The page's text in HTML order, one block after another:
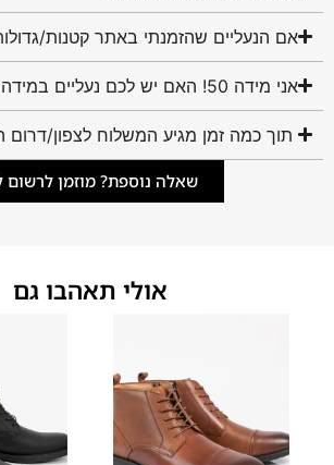
אם הנעליים שהזמנתי באתר קטנות/
אני מידה 50! האם יש לכם נעליים במידה שלי?
תוך כמה זמן מגיע המשלוח לצפון/דרום
שאלה נוספת? מוזמן לרשום
אולי תאהבו גם